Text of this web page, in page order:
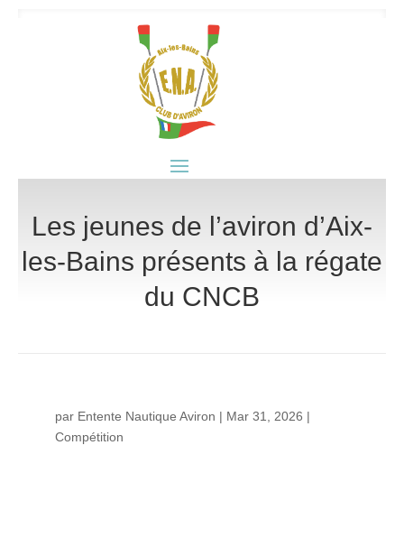
Les jeunes de l’aviron d’Aix-
les-Bains présents à la régate
du CNCB
par Entente Nautique Aviron | Mar 31, 2026 |
Compétition